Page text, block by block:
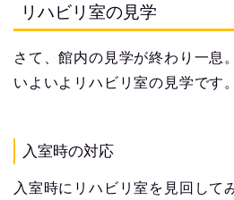
リハビリ室の見学
さて、館内の見学が終わり一息。
いよいよリハビリ室の見学です。
入室時の対応
入室時にリハビリ室を見回して